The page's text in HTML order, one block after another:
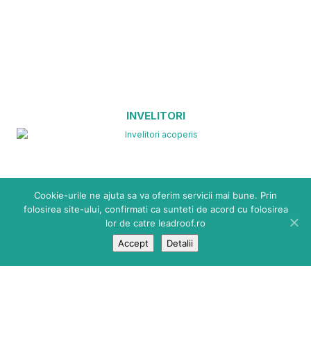
INVELITORI
Cookie-urile ne ajuta sa va oferim servicii mai bune. Prin
folosirea site-ului, confirmati ca sunteti de acord cu folosirea
lor de catre leadroof.ro
Accept
Detalii